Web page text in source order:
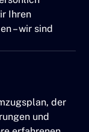
Ihren
– wir sind
der
und